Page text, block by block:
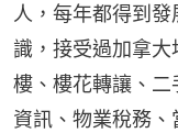
人，每年都得到
識，接受過加拿
樓、樓花轉讓、
資訊、物業稅務